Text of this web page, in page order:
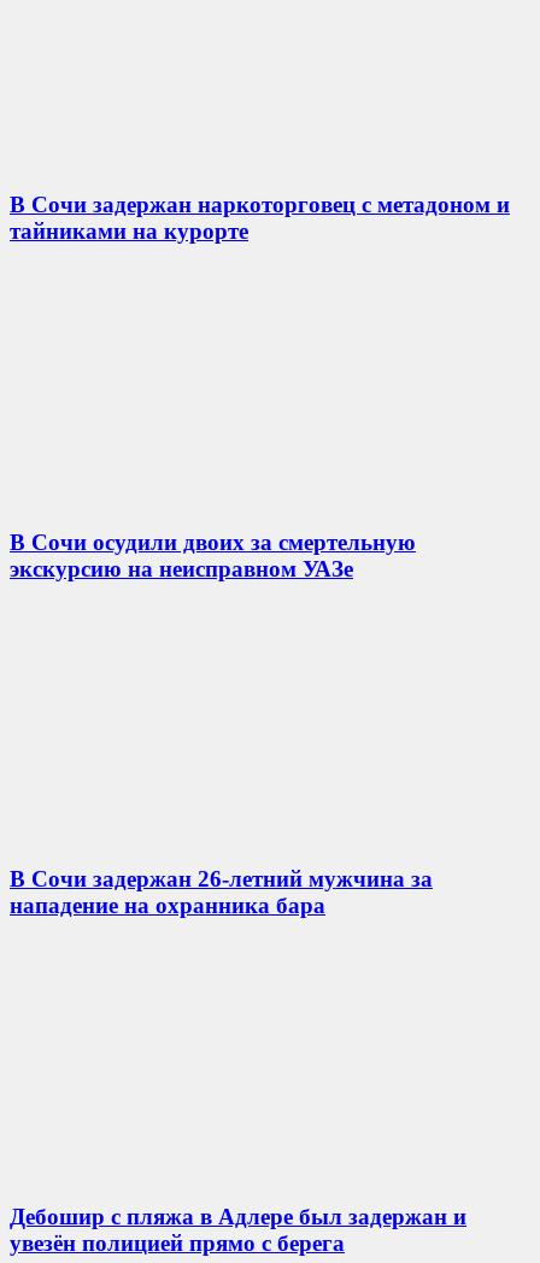
В Сочи задержан наркоторговец с метадоном и
тайниками на курорте
В Сочи осудили двоих за смертельную
экскурсию на неисправном УАЗе
В Сочи задержан 26-летний мужчина за
нападение на охранника бара
Дебошир с пляжа в Адлере был задержан и
увезён полицией прямо с берега